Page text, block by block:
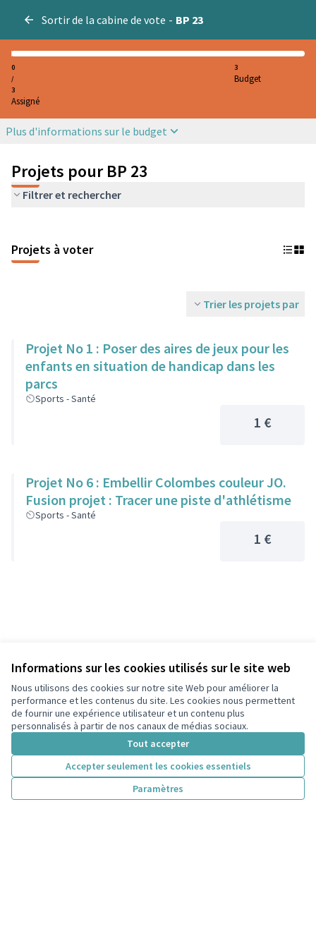
Informations sur les cookies utilisés sur le site web
Nous utilisons des cookies sur notre site Web pour améliorer la
performance et les contenus du site. Les cookies nous permettent
de fournir une expérience utilisateur et un contenu plus
personnalisés à partir de nos canaux de médias sociaux.
Tout accepter
Accepter seulement les cookies essentiels
Paramètres
Sortir de la cabine de vote - BP 23
0
/
3
Assigné
3
Budget
Plus d'informations sur le budget
Projets pour BP 23
Filtrer et rechercher
Projets à voter
Trier les projets par
Projet No 1 : Poser des aires de jeux pour les
enfants en situation de handicap dans les
parcs
Sports - Santé
1 €
Projet No 6 : Embellir Colombes couleur JO.
Fusion projet : Tracer une piste d'athlétisme
Sports - Santé
1 €